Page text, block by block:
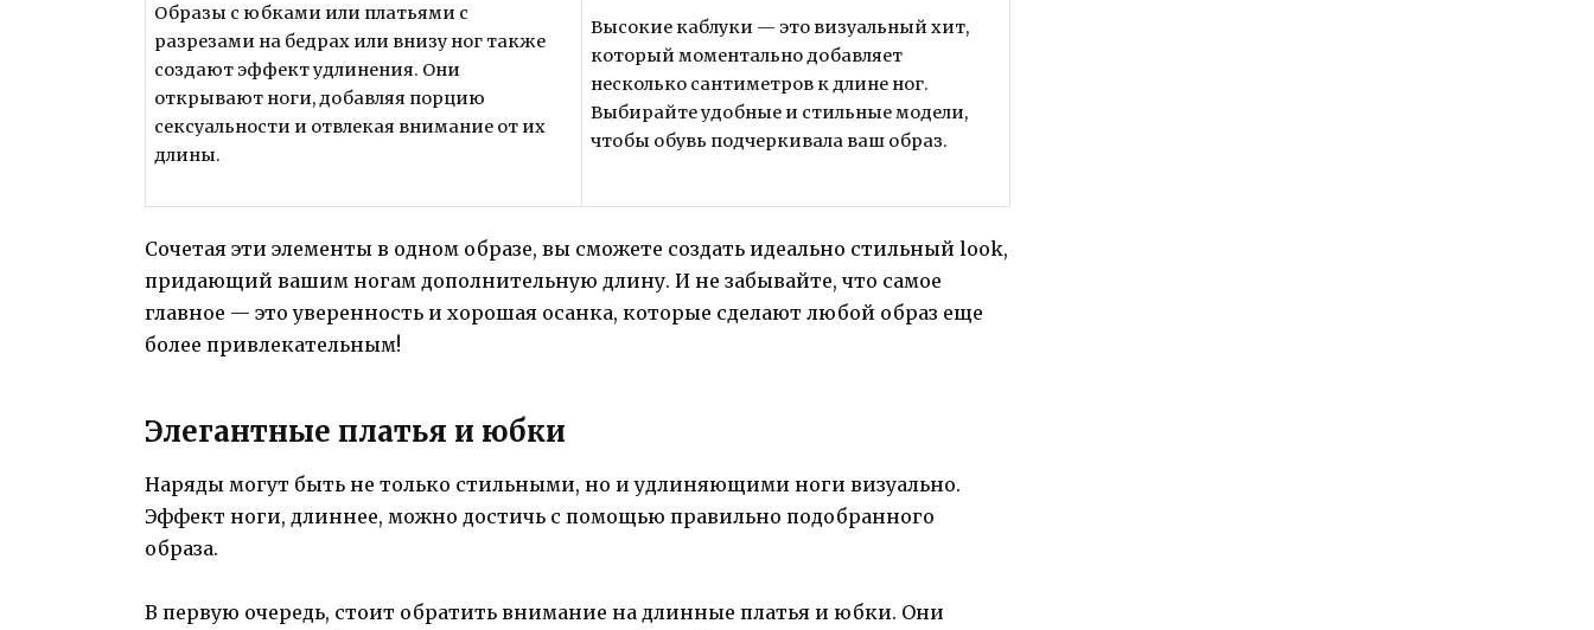
Образы с юбками или платьями с
разрезами на бедрах или внизу ног также
создают эффект удлинения. Они
открывают ноги, добавляя порцию
сексуальности и отвлекая внимание от их
длины.
Высокие каблуки — это визуальный хит,
который моментально добавляет
несколько сантиметров к длине ног.
Выбирайте удобные и стильные модели,
чтобы обувь подчеркивала ваш образ.
Сочетая эти элементы в одном образе, вы сможете создать идеально стильный look,
придающий вашим ногам дополнительную длину. И не забывайте, что самое
главное — это уверенность и хорошая осанка, которые сделают любой образ еще
более привлекательным!
Элегантные платья и юбки
Наряды могут быть не только стильными, но и удлиняющими ноги визуально.
Эффект ноги, длиннее, можно достичь с помощью правильно подобранного
образа.
В первую очередь, стоит обратить внимание на длинные платья и юбки. Они